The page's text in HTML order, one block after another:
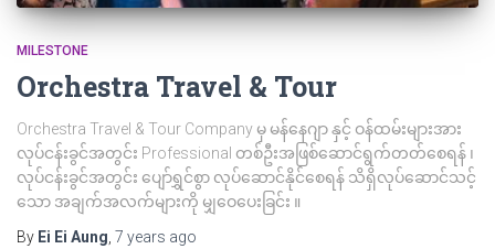
MILESTONE
Orchestra Travel & Tour
Orchestra Travel & Tour Company မှ မန်နေဂျာ နှင့် ဝန်ထမ်းများအား
လုပ်ငန်းခွင်အတွင်း Professional တစ်ဦးအဖြစ်ဆောင်ရွက်တတ်စေရန် ၊
လုပ်ငန်းခွင်အတွင်း ပျော်ရွှင်စွာ လုပ်ဆောင်နိုင်စေရန် သိရှိလုပ်ဆောင်သင့်
သော အချက်အလက်များကို မျှဝေပေးခြင်း ။
By Ei Ei Aung 7 years ago